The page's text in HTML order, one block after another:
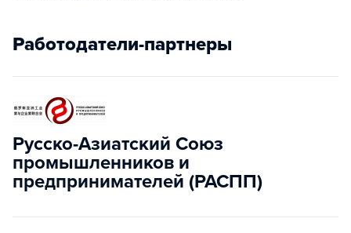
Работодатели-партнеры
Русско-Азиатский Союз
промышленников и
предпринимателей (РАСПП)